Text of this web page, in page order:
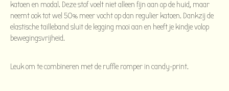
katoen en modal. Deze stof voelt niet alleen fijn aan op de huid, maar
neemt ook tot wel 50% meer vocht op dan regulier katoen. Dankzij de
elastische tailleband sluit de legging mooi aan en heeft je kindje volop
bewegingsvrijheid.
Leuk om te combineren met de ruffle romper in candy-print.